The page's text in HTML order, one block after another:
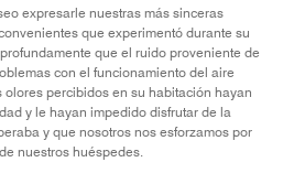
expresarle nuestras más sinceras
que experimentó durante su
que el ruido proveniente de
con el funcionamiento del aire
percibidos en su habitación hayan
y le hayan impedido disfrutar de la
y que nosotros nos esforzamos por
nuestros huéspedes.